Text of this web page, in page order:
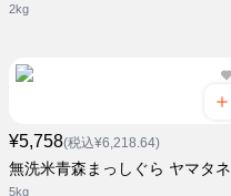
2kg
¥5,758(税込¥6,218.64)
無洗米青森まっしぐら ヤマタネ
5kg